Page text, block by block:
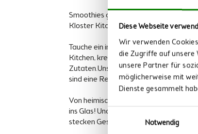
Diese Webseite
Wir verwenden
die Zugriffe auf unsere
unsere Partner für
möglicherweise mit
Dienste gesammelt
Einwilligungsauswahl
Notwendig
Smoothies gibt es viele da draußen.
Kloster Kitchen greifen? Ganz klar:Wir
Tauche ein in die köstliche Welt der
Kitchen, kreiert aus sorgfältig
Zutaten.Unsere Smoothies sind mehr
sind eine Reise durch die Aromen
Von heimischen Feldern und
ins Glas! Und diese Qualität schmeckt
stecken Geschmack und Tradition: